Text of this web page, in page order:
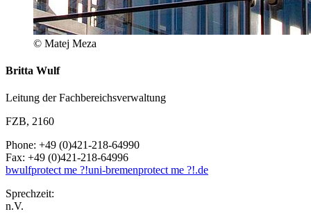
© Matej Meza
Britta Wulf
Leitung der Fachbereichsverwaltung
FZB, 2160
Phone: +49 (0)421-218-64990
Fax: +49 (0)421-218-64996
bwulfprotect me ?!uni-bremenprotect me ?!.de
Sprechzeit:
n.V.